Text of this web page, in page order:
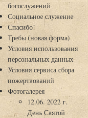
богослужений
Социальное служение
Спасибо!
Требы (новая форма)
Условия использования
персональных данных
Условия сервиса сбора
пожертвований
Фотогалерея
12.06. 2022 г.
День Святой